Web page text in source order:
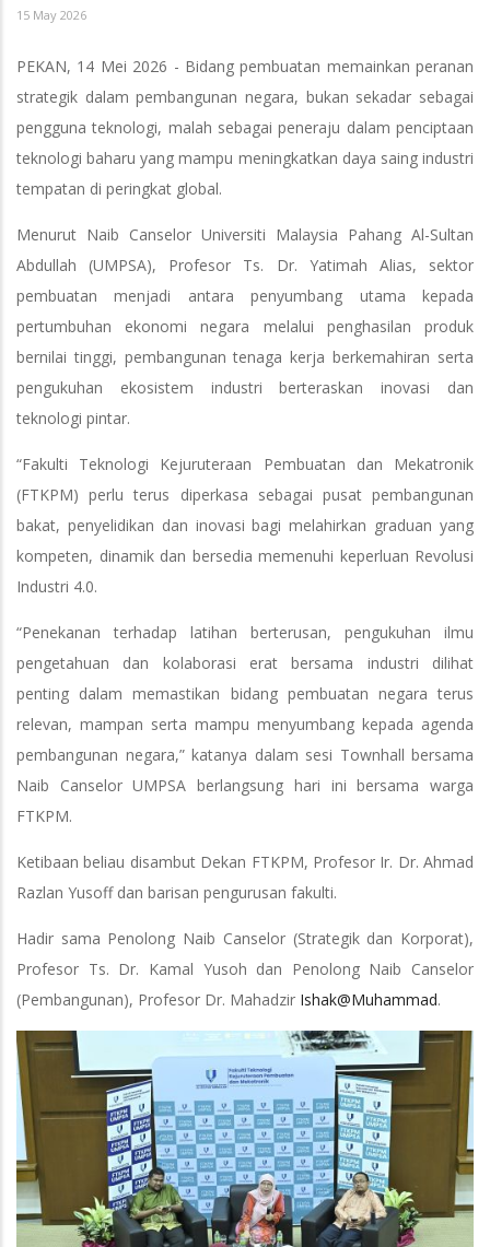
15 May 2026
PEKAN, 14 Mei 2026 - Bidang pembuatan memainkan peranan
strategik dalam pembangunan negara, bukan sekadar sebagai
pengguna teknologi, malah sebagai peneraju dalam penciptaan
teknologi baharu yang mampu meningkatkan daya saing industri
tempatan di peringkat global.
Menurut Naib Canselor Universiti Malaysia Pahang Al-Sultan
Abdullah (UMPSA), Profesor Ts. Dr. Yatimah Alias, sektor
pembuatan menjadi antara penyumbang utama kepada
pertumbuhan ekonomi negara melalui penghasilan produk
bernilai tinggi, pembangunan tenaga kerja berkemahiran serta
pengukuhan ekosistem industri berteraskan inovasi dan
teknologi pintar.
“Fakulti Teknologi Kejuruteraan Pembuatan dan Mekatronik
(FTKPM) perlu terus diperkasa sebagai pusat pembangunan
bakat, penyelidikan dan inovasi bagi melahirkan graduan yang
kompeten, dinamik dan bersedia memenuhi keperluan Revolusi
Industri 4.0.
“Penekanan terhadap latihan berterusan, pengukuhan ilmu
pengetahuan dan kolaborasi erat bersama industri dilihat
penting dalam memastikan bidang pembuatan negara terus
relevan, mampan serta mampu menyumbang kepada agenda
pembangunan negara,” katanya dalam sesi Townhall bersama
Naib Canselor UMPSA berlangsung hari ini bersama warga
FTKPM.
Ketibaan beliau disambut Dekan FTKPM, Profesor Ir. Dr. Ahmad
Razlan Yusoff dan barisan pengurusan fakulti.
Hadir sama Penolong Naib Canselor (Strategik dan Korporat),
Profesor Ts. Dr. Kamal Yusoh dan Penolong Naib Canselor
(Pembangunan), Profesor Dr. Mahadzir Ishak@Muhammad.